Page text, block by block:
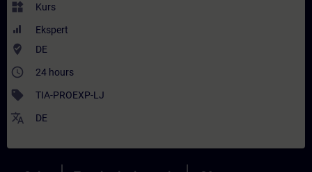
widgets Kurs
Ekspert
where_to_vote DE
access_time 24 hours
sell TIA-PROEXP-LJ
translate DE